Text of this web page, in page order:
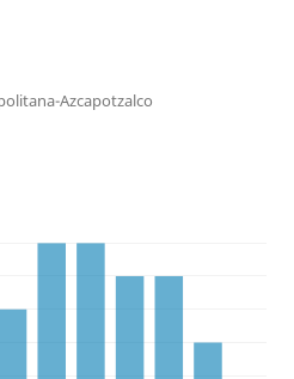
Azcapotzalco